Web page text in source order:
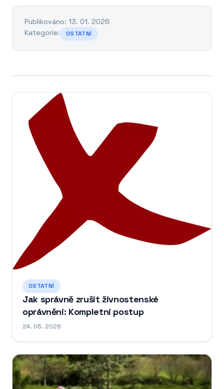
Publikováno: 13. 01. 2026
Kategorie:
OSTATNÍ
OSTATNÍ
Jak správně zrušit živnostenské
oprávnění: Kompletní postup
24. 05. 2026